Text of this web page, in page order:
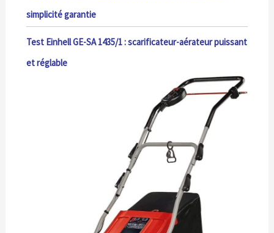
simplicité garantie
Test Einhell GE-SA 1435/1 : scarificateur-aérateur puissant
et réglable